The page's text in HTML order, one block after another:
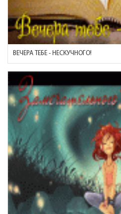
ВЕЧЕРА ТЕБЕ - НЕСКУЧНОГО!